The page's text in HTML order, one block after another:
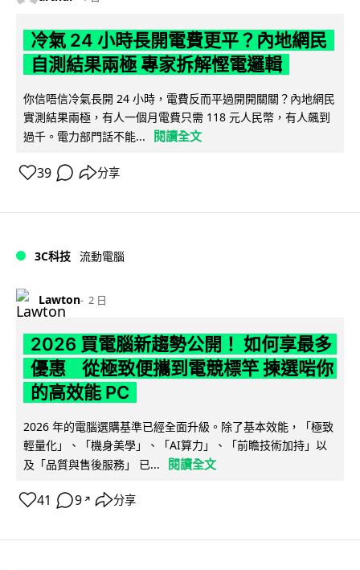
冷氣 24 小時長開電費更平？內地網民
自測結果兩極 專家拆解慳電邏輯
你信唔信冷氣長開 24 小時，電費反而平過開開關關？內地網民
實測結果兩極，有人一個月電費只需 118 元人民幣，有人飆到
過千。電力部門話不能...
閱讀全文
39 分享
3C科技 流動電腦
Lawton 2 日
2026 買電腦新趨勢公開！ 如何享最多
優惠 從極致便攜到電競標竿 揀選啱你
的高效能 PC
2026 年的電腦選購基準已經全面升級。除了基本效能，「極致
輕量化」、「機身美學」、「AI算力」、「前瞻技術加持」以
及「品質與售後服務」 已...
閱讀全文
41 9 ↗ 分享